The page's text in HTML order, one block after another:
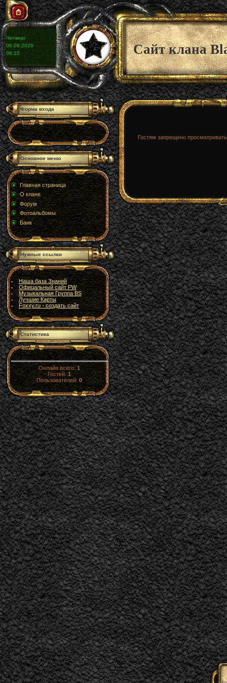
Четверг
06.08.2026
06:10
Сайт клана
Форма входа
Основное меню
Главная страница
О клане
Форум
Фотоальбомы
Банк
Нужные ссылки
Наша база Знаний
Офицальный сайт PW
Музыкальная Группа BS
Лучшие Карты
Foxxy.ru - cоздать сайт
Статистика
Онлайн всего:1
Гостей:1
Пользователей: 0
Гостям запрещено